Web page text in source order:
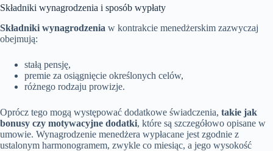
Składniki wynagrodzenia i sposób wypłaty
Składniki wynagrodzenia w kontrakcie menedżerskim zazwyczaj
obejmują:
stałą pensję,
premie za osiągnięcie określonych celów,
różnego rodzaju prowizje.
Oprócz tego mogą występować dodatkowe świadczenia, takie jak
bonusy czy motywacyjne dodatki, które są szczegółowo opisane w
umowie. Wynagrodzenie menedżera wypłacane jest zgodnie z
ustalonym harmonogramem, zwykle co miesiąc, a jego wysokość